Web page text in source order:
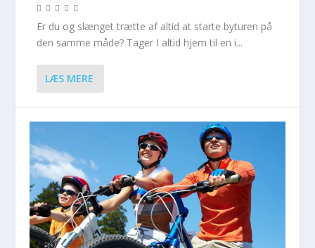
Er du og slænget trætte af altid at starte byturen på
den samme måde? Tager I altid hjem til en i...
LÆS MERE